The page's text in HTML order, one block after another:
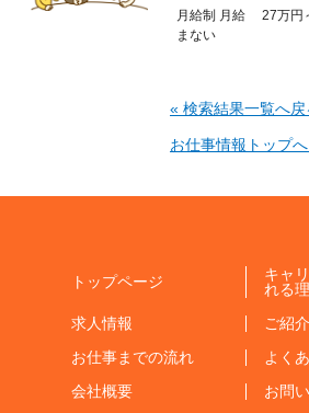
月給制 月給 27万円
まない
« 検索結果一覧へ戻
お仕事情報トップ
トップページ
キャ
れる
求人情報
ご紹
お仕事までの流れ
よく
会社概要
お問